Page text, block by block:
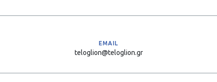
EMAIL
teloglion@teloglion.gr